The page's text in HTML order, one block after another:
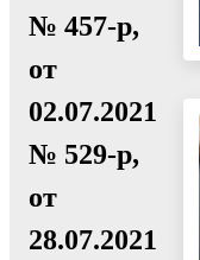
№ 457-р,
от
02.07.2021
№ 529-р,
от
28.07.2021